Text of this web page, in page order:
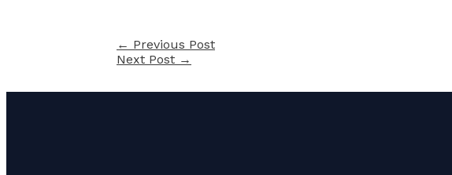
← Previous Post
Next Post →